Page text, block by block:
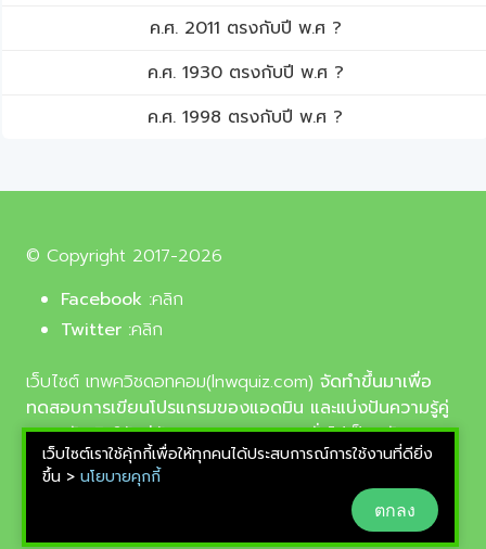
ค.ศ. 2011 ตรงกับปี พ.ศ ?
ค.ศ. 1930 ตรงกับปี พ.ศ ?
ค.ศ. 1998 ตรงกับปี พ.ศ ?
© Copyright 2017-2026
Facebook :คลิก
Twitter :คลิก
เว็บไซต์ เทพควิชดอทคอม(lnwquiz.com) จัดทำขึ้นมาเพื่อ
ทดสอบการเขียนโปรแกรมของแอดมิน และแบ่งปันความรู้คู่
ความบันเทิงให้แก่น้อง ๆ ตลอดจนบุคลทั่วไปเป็นหลัก,
รูปภาพที่นำมาใช้ประกอบบทความเป็นรูปภาพจากเว็บ
pixabay.com และunsplash.com ซึ่งเป็นเว็บแจกรูปฟรี
ลิขสิทธิ์แบบ CC0 ที่ช่างภาพจากทั่วโลกอัพโหลดไว้ให้
สามารถนำมาใช้ฟรีได้
เว็บไซต์เราใช้คุ้กกี้เพื่อให้ทุกคนได้ประสบการณ์การใช้งานที่ดียิ่ง
ขึ้น > นโยบายคุกกี้
ตกลง